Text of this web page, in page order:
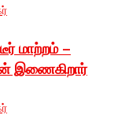
மாற்றம் –
இணைகிறார்